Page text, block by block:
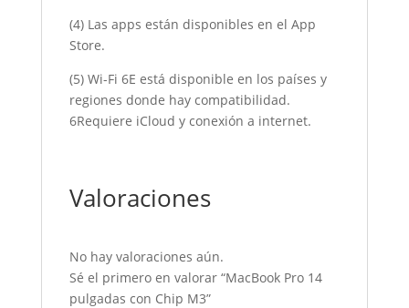
(4) Las apps están disponibles en el App
Store.
(5) Wi-Fi 6E está disponible en los países y
regiones donde hay compatibilidad.
6Requiere iCloud y conexión a internet.
Valoraciones
No hay valoraciones aún.
Sé el primero en valorar “MacBook Pro 14
pulgadas con Chip M3”